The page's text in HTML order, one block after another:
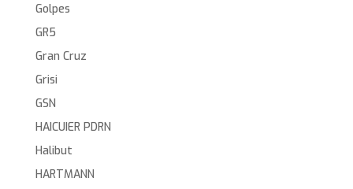
Golpes
GR5
Gran Cruz
Grisi
GSN
HAICUIER PDRN
Halibut
HARTMANN